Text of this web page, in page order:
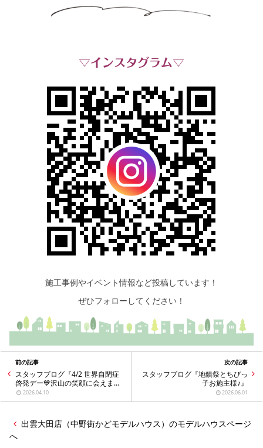
▽インスタグラム▽
施工事例やイベント情報など投稿しています！
ぜひフォローしてください！
前の記事
スタッフブログ『4/2 世界自閉症
啓発デー💙沢山の笑顔に会えまし
た』2026.04.10
次の記事
スタッフブログ『地鎮祭とちびっ
子お施主様♪』
2026.06.01
出雲大田店（中野街かどモデルハウス）のモデルハウスページ
へ